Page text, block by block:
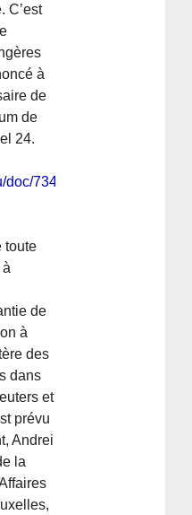
C’est
à
de
de
24.
7345285?
toute
de
à
des
dans
et
prévu
Andrei
la